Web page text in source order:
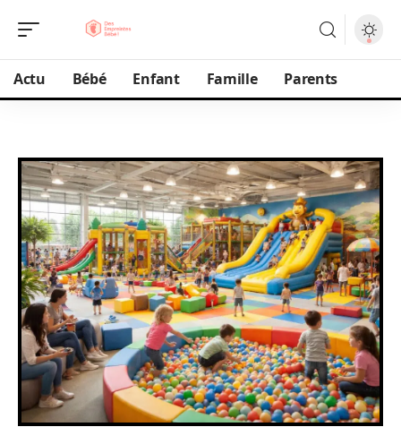
Actu Bébé Enfant Famille Parents